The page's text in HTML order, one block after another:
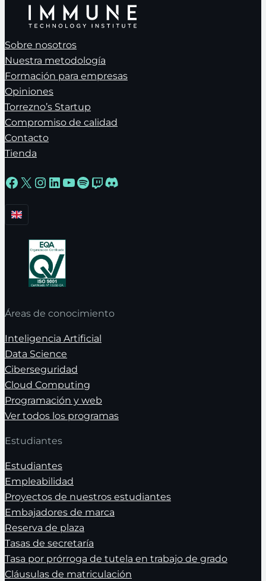
Sobre nosotros
Nuestra metodología
Formación para empresas
Opiniones
Torrezno’s Startup
Compromiso de calidad
Contacto
Tienda
Facebook
X Instagram
LinkedIn
YouTube
Spotify
Twitch
Discord
Áreas de conocimiento
Inteligencia Artificial
Data Science
Ciberseguridad
Cloud Computing
Programación y web
Ver todos los programas
Estudiantes
Estudiantes
Empleabilidad
Proyectos de nuestros estudiantes
Embajadores de marca
Reserva de plaza
Tasas de secretaría
Tasa por prórroga de tutela en trabajo de grado
Cláusulas de matriculación